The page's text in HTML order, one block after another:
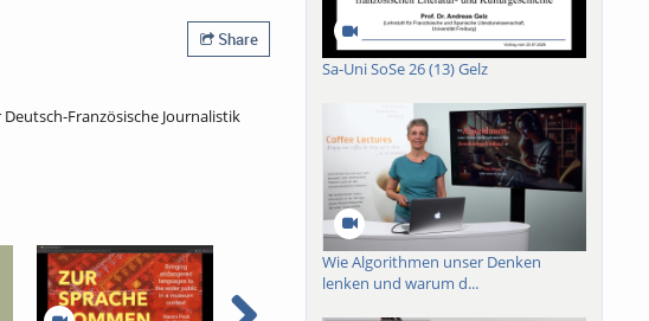
Share
Französische Journalistik
Sa-Uni SoSe 26 (13) Gelz
Wie Algorithmen unser Denken
lenken und warum d...